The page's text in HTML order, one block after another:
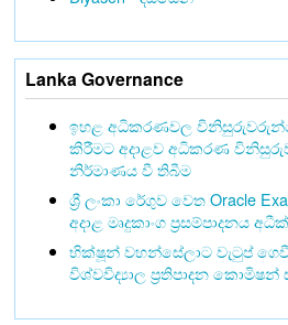
Lanka Governance
ඉහළ අධිකරණවල
කිරීමට අදාළව අධිකරණ
නිර්මාණය වී තිබීම
ශ්‍රී ලංකා රේගුව වෙත Oracle
අදාළ මෘදුකාංග ප්‍රසම්පාදනය
භික්ෂූන් වහන්සේලාට වැටුප්
විශ්වවිද්‍යාල ප්‍රතිපාදන